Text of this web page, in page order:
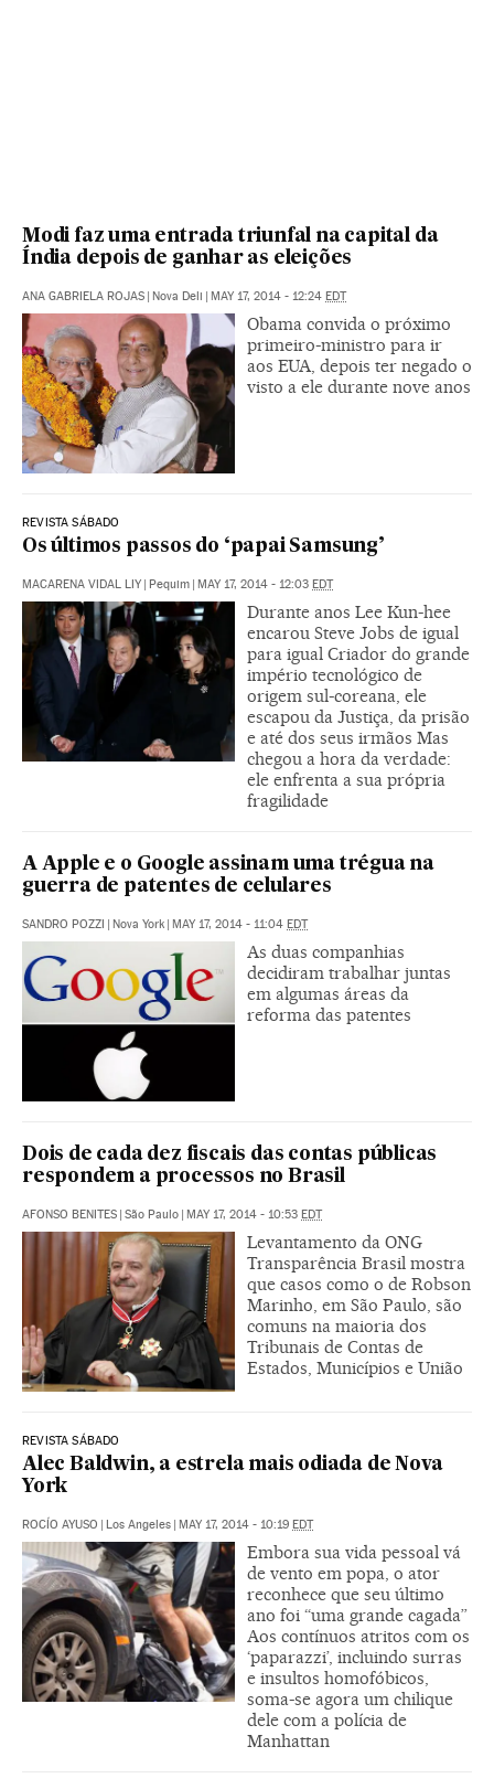
Modi faz uma entrada triunfal na capital da
Índia depois de ganhar as eleições
ANA GABRIELA ROJAS | Nova Deli | MAY 17, 2014 - 12:24 EDT
Obama convida o próximo
primeiro-ministro para ir
aos EUA, depois ter negado o
visto a ele durante nove anos
REVISTA SÁBADO
Os últimos passos do ‘papai Samsung’
MACARENA VIDAL LIY | Pequim | MAY 17, 2014 - 12:03 EDT
Durante anos Lee Kun-hee
encarou Steve Jobs de igual
para igual Criador do grande
império tecnológico de
origem sul-coreana, ele
escapou da Justiça, da prisão
e até dos seus irmãos Mas
chegou a hora da verdade:
ele enfrenta a sua própria
fragilidade
A Apple e o Google assinam uma trégua na
guerra de patentes de celulares
SANDRO POZZI | Nova York | MAY 17, 2014 - 11:04 EDT
As duas companhias
decidiram trabalhar juntas
em algumas áreas da
reforma das patentes
Dois de cada dez fiscais das contas públicas
respondem a processos no Brasil
AFONSO BENITES | São Paulo | MAY 17, 2014 - 10:53 EDT
Levantamento da ONG
Transparência Brasil mostra
que casos como o de Robson
Marinho, em São Paulo, são
comuns na maioria dos
Tribunais de Contas de
Estados, Municípios e União
REVISTA SÁBADO
Alec Baldwin, a estrela mais odiada de Nova
York
ROCÍO AYUSO | Los Angeles | MAY 17, 2014 - 10:19 EDT
Embora sua vida pessoal vá
de vento em popa, o ator
reconhece que seu último
ano foi “uma grande cagada”
Aos contínuos atritos com os
‘paparazzi’, incluindo surras
e insultos homofóbicos,
soma-se agora um chilique
dele com a polícia de
Manhattan